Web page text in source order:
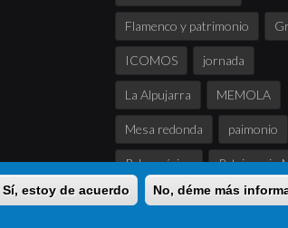
Flamenco y patrimonio
ICOMOS jornada
La Alpujarra MEMOLA
Mesa redonda paimonio
Paleomágina Patrimonio
paz poesia seminario
Sí, estoy de acuerdo No, déme más